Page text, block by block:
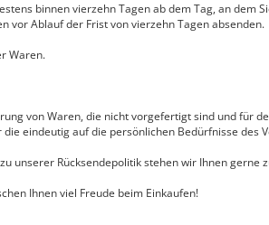
binnen vierzehn Tagen ab dem Tag, an dem
vor Ablauf der Frist von vierzehn Tagen absenden.
Waren.
von Waren, die nicht vorgefertigt sind und für
eindeutig auf die persönlichen Bedürfnisse des
unserer Rücksendepolitik stehen wir Ihnen gerne
Ihnen viel Freude beim Einkaufen!